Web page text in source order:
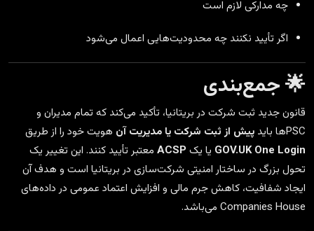
چه مدارکی لازم است
اگر تأیید نکنند چه محدودیت‌هایی اعمال می‌شود
🌟 جمع‌بندی
قانون جدید ثبت شرکت در بریتانیا، تأکید می‌کند که تمام مدیران و
PSCها باید
پیش از ثبت شرکت یا مدیریت آن هویت خود را از طریق
GOV.UK One Login یا یک ACSP معتبر تأیید کنند. این تغییر یک
تحول بزرگ در ساختار امنیتی شرکت‌سازی در بریتانیا است و هدف آن
ایجاد شفافیت، کاهش جرم مالی و افزایش اعتماد عمومی در داده‌های
Companies House می‌باشد.